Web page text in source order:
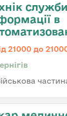
в
21000 до